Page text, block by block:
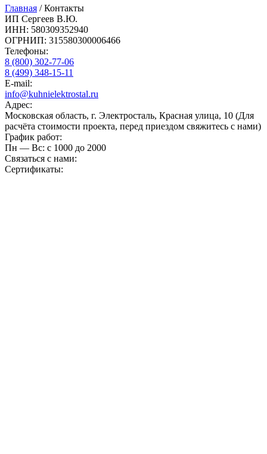
Главная /Контакты
ИП Сергеев В.Ю.
ИНН: 580309352940
ОГРНИП: 315580300006466
Телефоны:
8 (800) 302-77-06
8 (499) 348-15-11
E-mail:
info@kuhnielektrostal.ru
Адрес:
Московская область, г. Электросталь, Красная улица, 10 (Для
расчёта стоимости проекта, перед приездом свяжитесь с нами)
График работ:
Пн — Вс: с 1000 до 2000
Связаться с нами:
Сертификаты: